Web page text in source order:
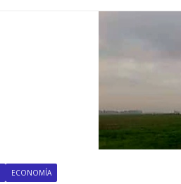
ECONOMÍA